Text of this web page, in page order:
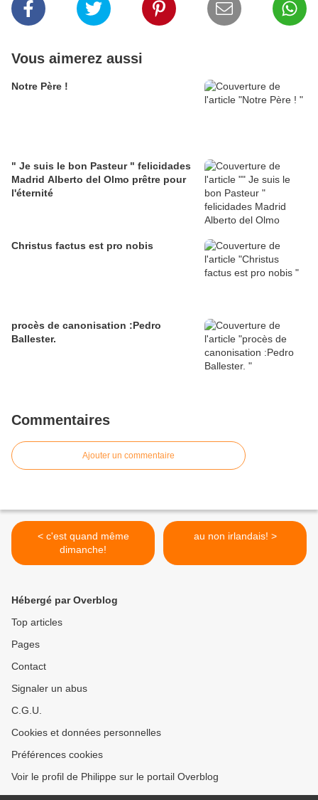
Vous aimerez aussi
Notre Père !
" Je suis le bon Pasteur " felicidades
Madrid Alberto del Olmo prêtre pour
l'éternité
Christus factus est pro nobis
procès de canonisation :Pedro
Ballester.
Commentaires
Ajouter un commentaire
< c'est quand même
dimanche!
au non irlandais! >
Hébergé par Overblog
Top articles
Pages
Contact
Signaler un abus
C.G.U.
Cookies et données personnelles
Préférences cookies
Voir le profil de Philippe sur le portail Overblog